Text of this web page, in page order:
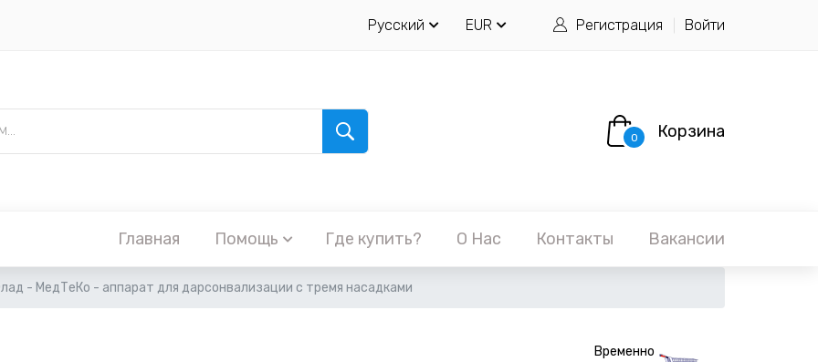
Русский EUR Регистрация Войти
0 Корзина
Главная Помощь Где купить? О Нас Контакты Вакансии
- МедТеКо - аппарат для дарсонвализации с тремя насадками
Временно